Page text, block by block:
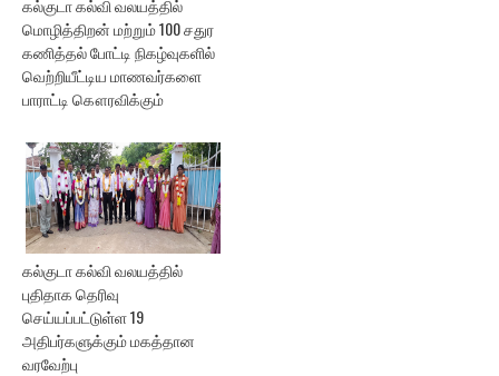
கல்குடா கல்வி வலயத்தில்
மொழித்திறன் மற்றும் 100 சதுர
கணித்தல் போட்டி நிகழ்வுகளில்
வெற்றியீட்டிய மாணவர்களை
பாராட்டி கௌரவிக்கும்
கல்குடா கல்வி வலயத்தில்
புதிதாக தெரிவு
செய்யப்பட்டுள்ள 19
அதிபர்களுக்கும் மகத்தான
வரவேற்பு